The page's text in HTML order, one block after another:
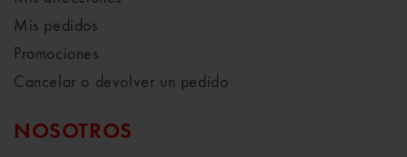
Mis pedidos
Promociones
Cancelar o devolver un pedido
NOSOTROS